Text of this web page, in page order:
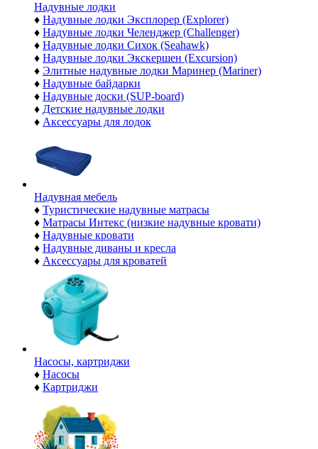
Надувные лодки
♦ Надувные лодки Эксплорер (Explorer)
♦ Надувные лодки Челенджер (Challenger)
♦ Надувные лодки Сихок (Seahawk)
♦ Надувные лодки Экскершен (Excursion)
♦ Элитные надувные лодки Маринер (Mariner)
♦ Надувные байдарки
♦ Надувные доски (SUP-board)
♦ Детские надувные лодки
♦ Аксессуары для лодок
Надувная мебель
♦ Туристические надувные матрасы
♦ Матрасы Интекс (низкие надувные кровати)
♦ Надувные кровати
♦ Надувные диваны и кресла
♦ Аксессуары для кроватей
Насосы, картриджи
♦ Насосы
♦ Картриджи